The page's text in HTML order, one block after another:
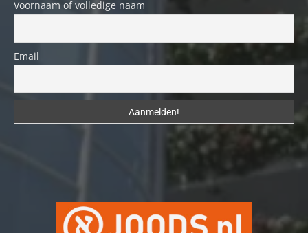
Voornaam of volledige naam
Email